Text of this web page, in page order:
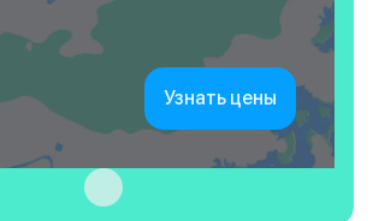
Узнать цены